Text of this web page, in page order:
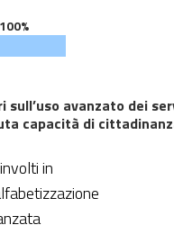
100%
sull’uso avanzato dei
capacità di
in